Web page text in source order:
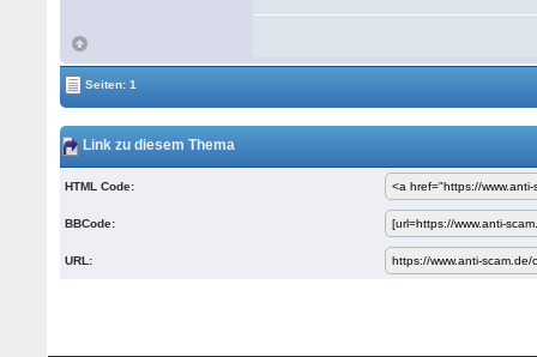
Seiten: 1
Link zu diesem Thema
HTML Code:
BBCode:
URL: